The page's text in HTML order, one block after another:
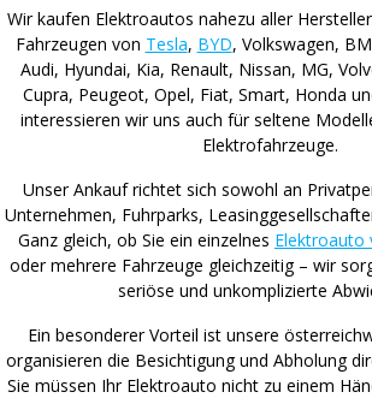
Wir kaufen Elektroautos nahezu aller
Fahrzeugen von Tesla, BYD, Volkswagen,
Audi, Hyundai, Kia, Renault, Nissan, MG,
Cupra, Peugeot, Opel, Fiat, Smart, Honda
interessieren wir uns auch für seltene
Elektrofahrzeuge.
Unser Ankauf richtet sich sowohl an
Unternehmen, Fuhrparks,
Ganz gleich, ob Sie ein einzelnes Elektroauto
oder mehrere Fahrzeuge gleichzeitig – wir
seriöse und unkomplizierte
Ein besonderer Vorteil ist unsere
organisieren die Besichtigung und Abholung
Sie müssen Ihr Elektroauto nicht zu einem